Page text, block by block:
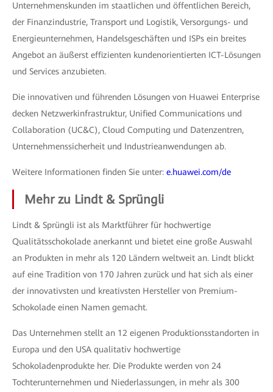
Unternehmenskunden im staatlichen und öffentlichen Bereich,
der Finanzindustrie, Transport und Logistik, Versorgungs- und
Energieunternehmen, Handelsgeschäften und ISPs ein breites
Angebot an äußerst effizienten kundenorientierten ICT-Lösungen
und Services anzubieten.
Die innovativen und führenden Lösungen von Huawei Enterprise
decken Netzwerkinfrastruktur, Unified Communications und
Collaboration (UC&C), Cloud Computing und Datenzentren,
Unternehmenssicherheit und Industrieanwendungen ab.
Weitere Informationen finden Sie unter: e.huawei.com/de
Mehr zu Lindt & Sprüngli
Lindt & Sprüngli ist als Marktführer für hochwertige
Qualitätsschokolade anerkannt und bietet eine große Auswahl
an Produkten in mehr als 120 Ländern weltweit an. Lindt blickt
auf eine Tradition von 170 Jahren zurück und hat sich als einer
der innovativsten und kreativsten Hersteller von Premium-
Schokolade einen Namen gemacht.
Das Unternehmen stellt an 12 eigenen Produktionsstandorten in
Europa und den USA qualitativ hochwertige
Schokoladenprodukte her. Die Produkte werden von 24
Tochterunternehmen und Niederlassungen, in mehr als 300